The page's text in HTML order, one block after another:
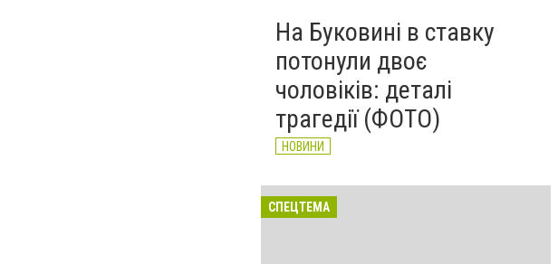
На Буковині в ставку
потонули двоє
чоловіків: деталі
трагедії (ФОТО)
НОВИНИ
СПЕЦТЕМА